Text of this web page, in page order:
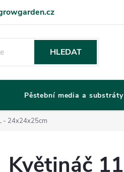
ochrany osobních údajů a cookies
HLEDAT
Pěstební media a substráty
- 24x24x25cm
Květináč